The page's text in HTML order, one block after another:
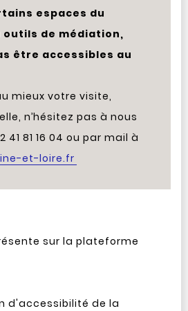
espaces du
outils de médiation,
être accessibles au
mieux votre visite,
n’hésitez pas à nous
81 16 04 ou par mail à
et-loire.fr
sur la plateforme
d'accessibilité de la